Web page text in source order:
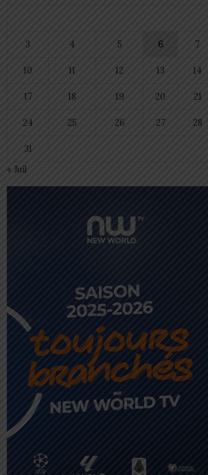
3 4 5 6 7
10 11 12 13 14
17 18 19 20 21
24 25 26 27 28
31
« Juil